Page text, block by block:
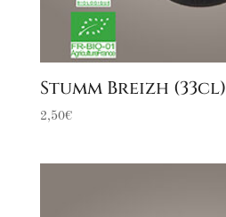
Stumm Breizh (33cl)
2,50€